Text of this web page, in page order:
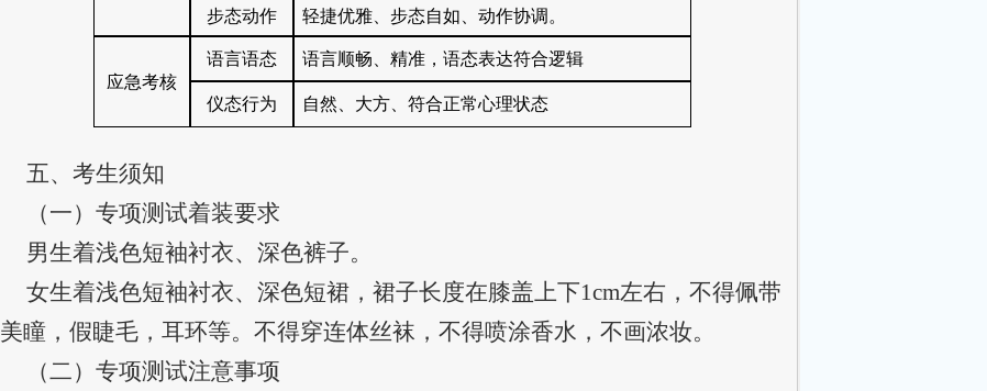
步态动作 轻捷优雅、步态自如、动作协调。
应急考核
语言语态 语言顺畅、精准，语态表达符合逻辑
仪态行为 自然、大方、符合正常心理状态
五、考生须知
（一）专项测试着装要求
男生着浅色短袖衬衣、深色裤子。
女生着浅色短袖衬衣、深色短裙，裙子长度在膝盖上下1cm左右，不得佩带
美瞳，假睫毛，耳环等。不得穿连体丝袜，不得喷涂香水，不画浓妆。
（二）专项测试注意事项